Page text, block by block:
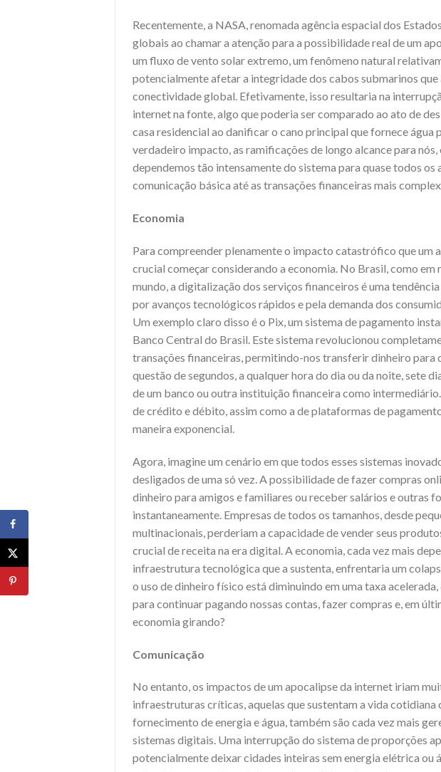
Recentemente, a NASA, renomada agência espacial dos
globais ao chamar a atenção para a possibilidade real de um
um fluxo de vento solar extremo, um fenômeno natural
potencialmente afetar a integridade dos cabos submarinos que
conectividade global. Efetivamente, isso resultaria na
internet na fonte, algo que poderia ser comparado ao ato de
casa residencial ao danificar o cano principal que fornece água
verdadeiro impacto, as ramificações de longo alcance para nós,
dependemos tão intensamente do sistema para quase todos os
comunicação básica até as transações financeiras mais
Economia
Para compreender plenamente o impacto catastrófico que um
crucial começar considerando a economia. No Brasil, como
mundo, a digitalização dos serviços financeiros é uma
por avanços tecnológicos rápidos e pela demanda dos
Um exemplo claro disso é o Pix, um sistema de pagamento
Banco Central do Brasil. Este sistema revolucionou
transações financeiras, permitindo-nos transferir dinheiro para
questão de segundos, a qualquer hora do dia ou da noite, sete
de um banco ou outra instituição financeira como
de crédito e débito, assim como a de plataformas de
maneira exponencial.
Agora, imagine um cenário em que todos esses sistemas
desligados de uma só vez. A possibilidade de fazer compras
dinheiro para amigos e familiares ou receber salários e outras
instantaneamente. Empresas de todos os tamanhos, desde
multinacionais, perderiam a capacidade de vender seus
crucial de receita na era digital. A economia, cada vez mais
infraestrutura tecnológica que a sustenta, enfrentaria um
o uso de dinheiro físico está diminuindo em uma taxa
para continuar pagando nossas contas, fazer compras e, em
economia girando?
Comunicação
No entanto, os impactos de um apocalipse da internet iriam
infraestruturas críticas, aquelas que sustentam a vida cotidiana
fornecimento de energia e água, também são cada vez mais
sistemas digitais. Uma interrupção do sistema de proporções
potencialmente deixar cidades inteiras sem energia elétrica ou